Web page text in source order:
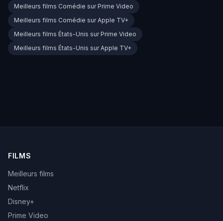
Meilleurs films Comédie sur Prime Video
Meilleurs films Comédie sur Apple TV+
Meilleurs films États-Unis sur Prime Video
Meilleurs films États-Unis sur Apple TV+
FILMS
Meilleurs films
Netflix
Disney+
Prime Video